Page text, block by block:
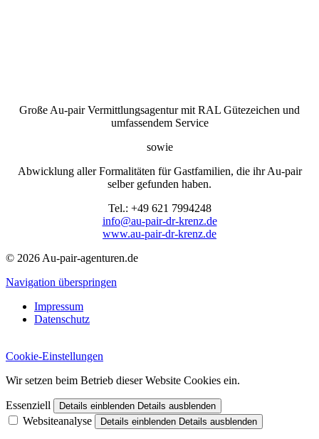
Große Au-pair Vermittlungsagentur mit RAL Gütezeichen und
umfassendem Service
sowie
Abwicklung aller Formalitäten für Gastfamilien, die ihr Au-pair
selber gefunden haben.
Tel.: +49 621 7994248
info@au-pair-dr-krenz.de
www.au-pair-dr-krenz.de
© 2026 Au-pair-agenturen.de
Navigation überspringen
Impressum
Datenschutz
Cookie-Einstellungen
Wir setzen beim Betrieb dieser Website Cookies ein.
Essenziell Details einblenden Details ausblenden
Websiteanalyse Details einblenden Details ausblenden